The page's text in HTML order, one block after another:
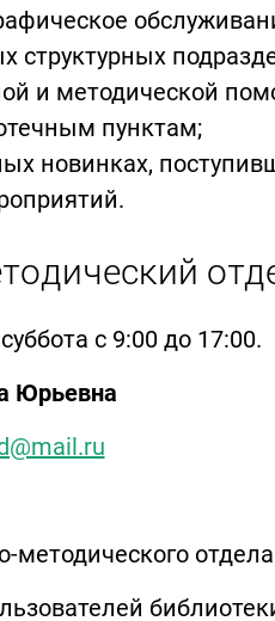
структурных
и методической
пунктам;
новинках,
с 9:00 до 17:00.
Юрьевна